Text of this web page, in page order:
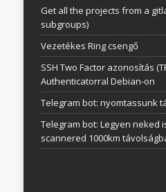
Get all the projects from a
subgroups)
Vezetékes Ring csengő
SSH Two Factor azonosítás
Authenticatorral Debian-on
Telegram bot: nyomtassunk
Telegram bot: Legyen neked
scannered 1000km